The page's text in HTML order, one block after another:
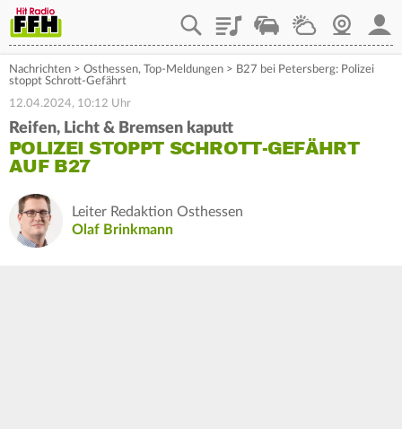
PlaylistStaupilotWetterWebcam
Nachrichten > Osthessen, Top-Meldungen > B27 bei Petersberg: Polizei
stoppt Schrott-Gefährt
12.04.2024, 10:12 Uhr
Reifen, Licht & Bremsen kaputt
POLIZEI STOPPT SCHROTT-GEFÄHRT
AUF B27
Leiter Redaktion Osthessen
Olaf Brinkmann